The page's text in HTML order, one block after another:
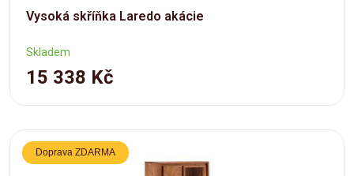
Vysoká skříňka Laredo akácie
Skladem
15 338 Kč
Doprava ZDARMA